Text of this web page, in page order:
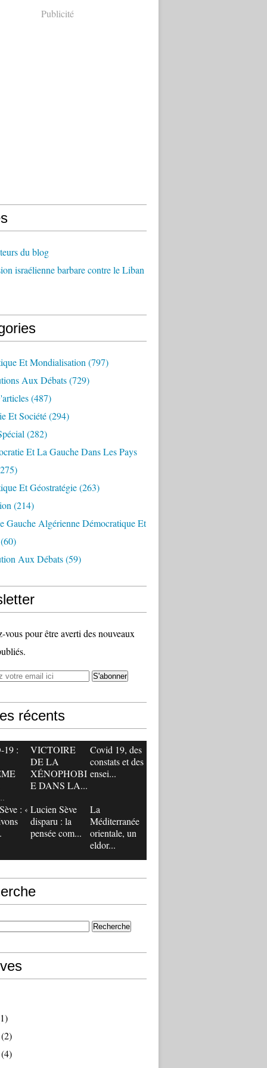
Publicité
du blog
israélienne barbare contre le Liban
Et Mondialisation (797)
Aux Débats(729)
(487)
Et Société(294)
(282)
Et La Gauche Dans Les Pays
Et Géostratégie(263)
(214)
Gauche Algérienne Démocratique Et
(60)
Aux Débats(59)
vous pour être averti des nouveaux
récents
19 :
VICTOIRE
DE LA
XÉNOPHOBI
E DANS LA...
Covid 19, des
constats et des
ensei...
: « Lucien Sève
disparu : la
pensée com...
La
Méditerranée
orientale, un
eldor...
(2)
(4)